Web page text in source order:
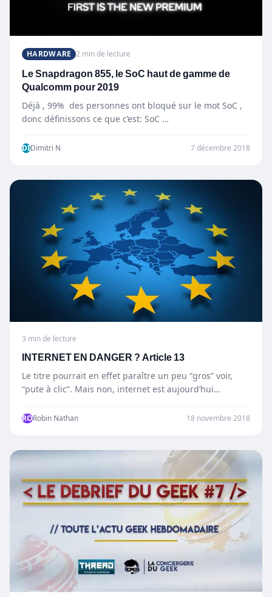
HARDWARE 2 min de lecture
Le Snapdragon 855, le SoC haut de gamme de
Qualcomm pour 2019
Déjà , 99% des personnes ont bloqué sur le mot SoC ,
donc définissons ce que c’est: SoC …
DIDimitri N 7 décembre 2018
3 min de lecture
INTERNET EN DANGER ? Article 13
Le titre pourrait en effet paraître un peu “gros” voir,
“pute à clic”. Mais non, internet est aujourd’hui…
RORobin Nathan 18 novembre 2018